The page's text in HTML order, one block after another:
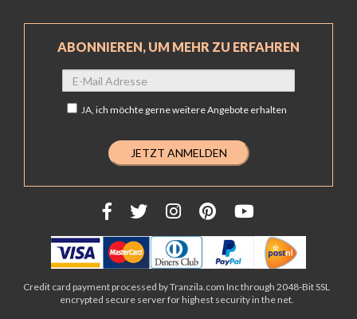
ABONNIEREN, UM MEHR ZU ERFAHREN
JA, ich möchte gerne weitere Angebote erhalten
Credit card payment processed by Tranzila.com Inc through 2048-Bit SSL
encrypted secure server for highest security in the net.